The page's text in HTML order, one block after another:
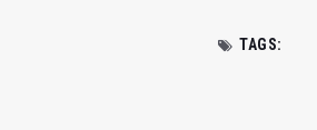
TAGS: